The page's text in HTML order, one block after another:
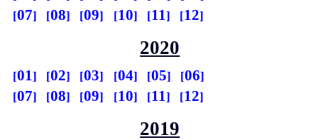
07
08 09 10 11 12
2020
01 02 03 04 05
06
07
08 09 10 11 12
2019